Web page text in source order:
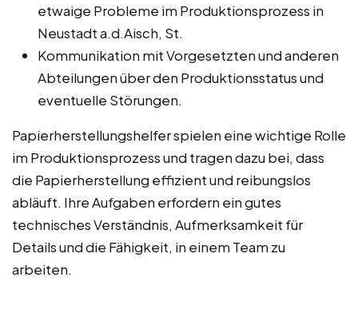
etwaige Probleme im Produktionsprozess in
Neustadt a.d.Aisch, St.
Kommunikation mit Vorgesetzten und anderen
Abteilungen über den Produktionsstatus und
eventuelle Störungen.
Papierherstellungshelfer spielen eine wichtige Rolle
im Produktionsprozess und tragen dazu bei, dass
die Papierherstellung effizient und reibungslos
abläuft. Ihre Aufgaben erfordern ein gutes
technisches Verständnis, Aufmerksamkeit für
Details und die Fähigkeit, in einem Team zu
arbeiten.